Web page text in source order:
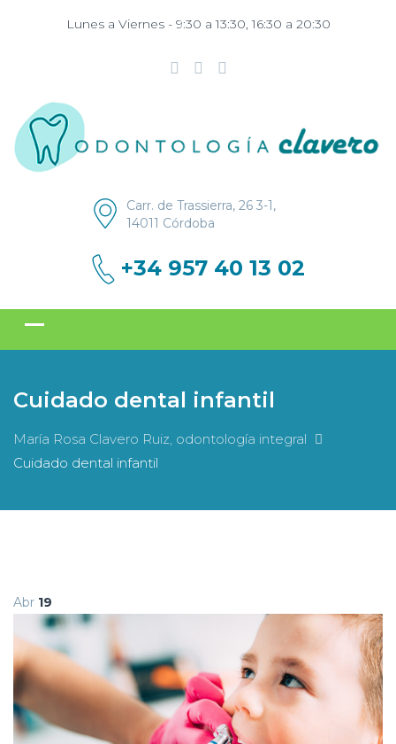
Lunes a Viernes - 9:30 a 13:30, 16:30 a 20:30
Carr. de Trassierra, 26 3-1,
14011 Córdoba
+34 957 40 13 02
Cuidado dental infantil
María Rosa Clavero Ruiz, odontología integral
Cuidado dental infantil
Abr 19